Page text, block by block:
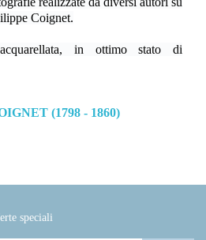
Coignet.
in ottimo stato di
(1798 - 1860)
speciali